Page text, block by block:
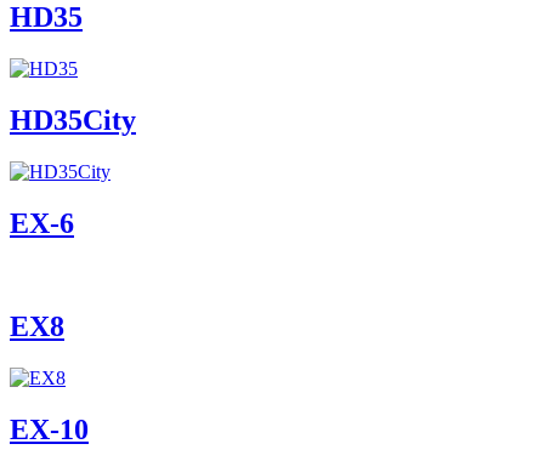
HD35
HD35City
ЕХ-6
EX8
ЕХ-10